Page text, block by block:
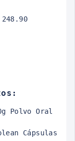
Polvo Oral
Cápsulas